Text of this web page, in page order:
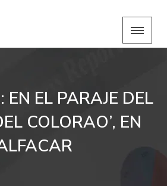
EL PARAJE DEL
COLORAO’, EN